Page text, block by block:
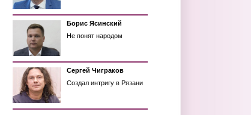
Борис Ясинский
Не понят народом
Сергей Чиграков
Создал интригу в Рязани